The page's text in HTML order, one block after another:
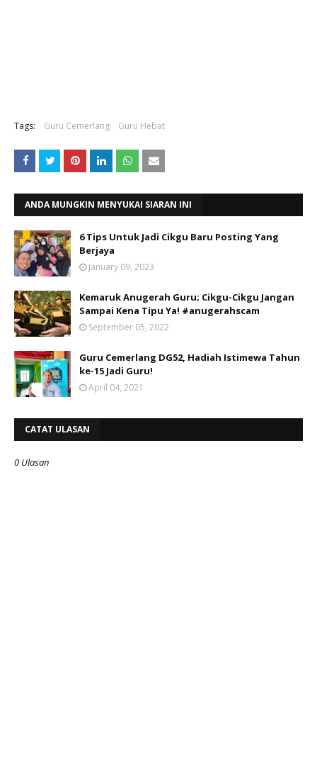
Tags: Guru Cemerlang Guru Hebat
ANDA MUNGKIN MENYUKAI SIARAN INI
6 Tips Untuk Jadi Cikgu Baru Posting Yang
Berjaya
January 09, 2023
Kemaruk Anugerah Guru; Cikgu-Cikgu Jangan
Sampai Kena Tipu Ya! #anugerahscam
September 05, 2022
Guru Cemerlang DG52, Hadiah Istimewa Tahun
ke-15 Jadi Guru!
April 04, 2021
CATAT ULASAN
0 Ulasan